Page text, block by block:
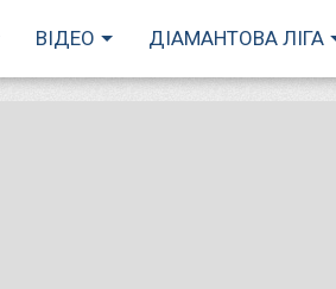
ВІДЕО ДІАМАНТОВА ЛІГА